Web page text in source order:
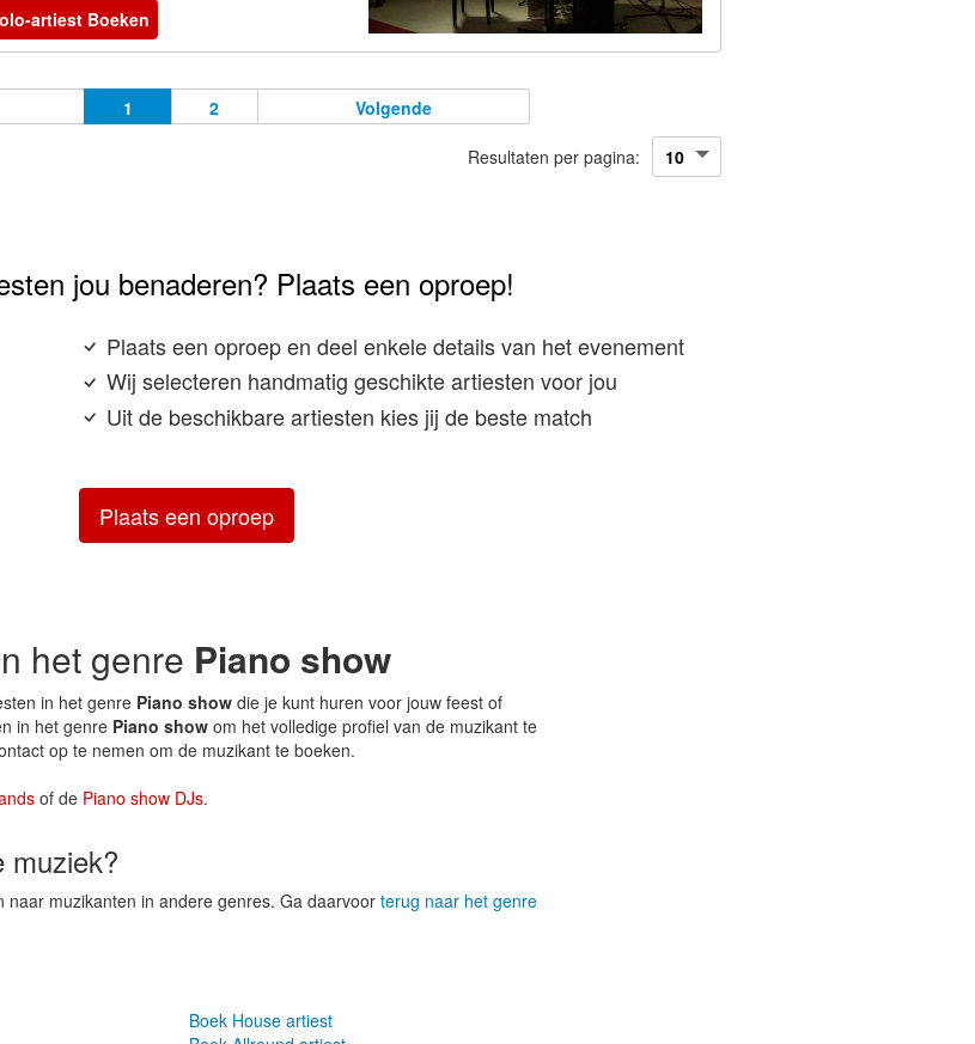
artiest Boeken
1 2 Volgende
Resultaten per pagina:
jou benaderen? Plaats een oproep!
Plaats een oproep en deel enkele details van het evenement
Wij selecteren handmatig geschikte artiesten voor jou
Uit de beschikbare artiesten kies jij de beste match
Plaats een oproep
het genre Piano show
in het genre Piano show die je kunt huren voor jouw feest of
in het genre Piano show om het volledige profiel van de muzikant te
op te nemen om de muzikant te boeken.
of de Piano show DJs.
muziek?
naar muzikanten in andere genres. Ga daarvoor terug naar het genre
Boek House artiest